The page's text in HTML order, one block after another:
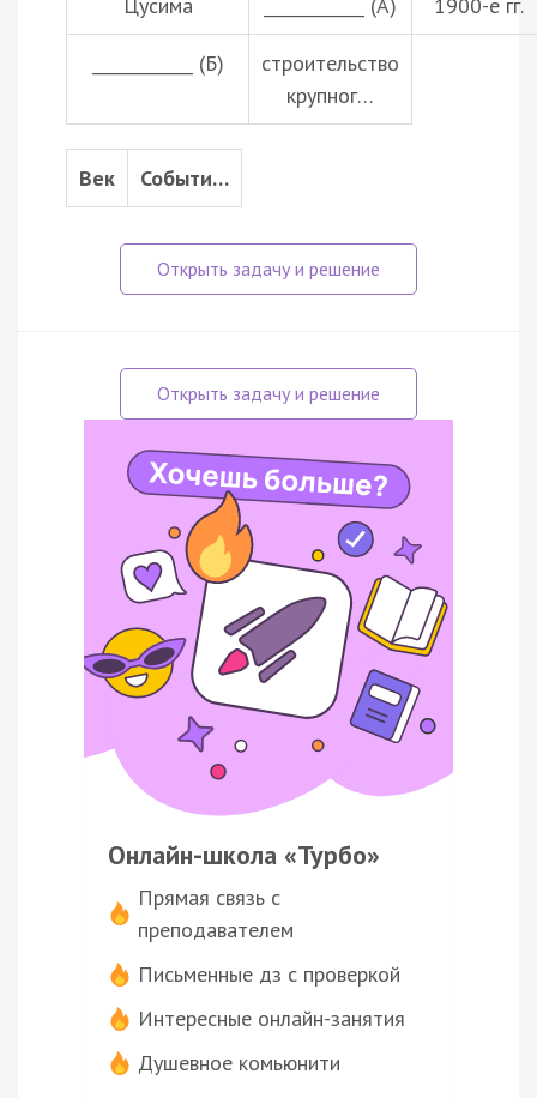
____________ (Б)
строительство
крупног…
Век Событи…
Онлайн-школа «Турбо»
Прямая связь с
преподавателем
Письменные дз с проверкой
Интересные онлайн-занятия
Душевное комьюнити